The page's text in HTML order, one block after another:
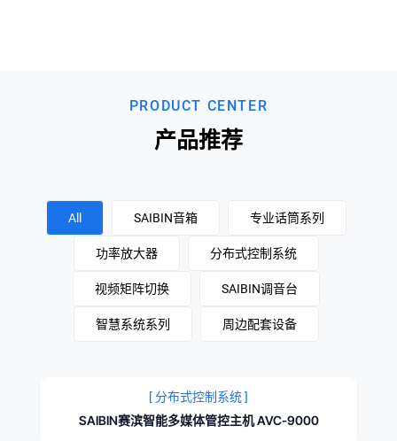
PRODUCT CENTER
产品推荐
All SAIBIN音箱 专业话筒系列
功率放大器 分布式控制系统
视频矩阵切换 SAIBIN调音台
智慧系统系列 周边配套设备
[ 分布式控制系统 ]
SAIBIN赛滨智能多媒体管控主机 AVC-9000